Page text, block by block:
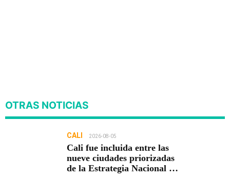
OTRAS NOTICIAS
CALI 2026-08-05
Cali fue incluida entre las
nueve ciudades priorizadas
de la Estrategia Nacional de